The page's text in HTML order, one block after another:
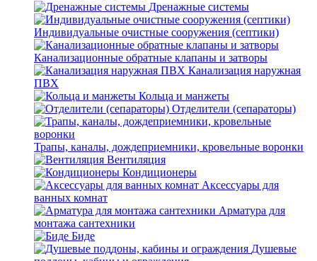
Дренажные системы
Индивидуальные очистные сооружения (септики)
Канализационные обратные клапаны и затворы
Канализация наружная
ПВХ
Кольца и манжеты
Отделители (сепараторы)
Трапы, каналы, дождеприемники, кровельные воронки
Вентиляция
Кондиционеры
Аксессуары для
ванных комнат
Арматура для
монтажа сантехники
Биде
Душевые